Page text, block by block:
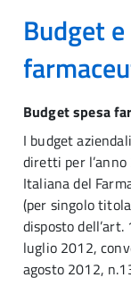
Budget
Budget spesa
I budget
diretti per
Italiana del
(per singolo
disposto
luglio 2012,
agosto 2012,